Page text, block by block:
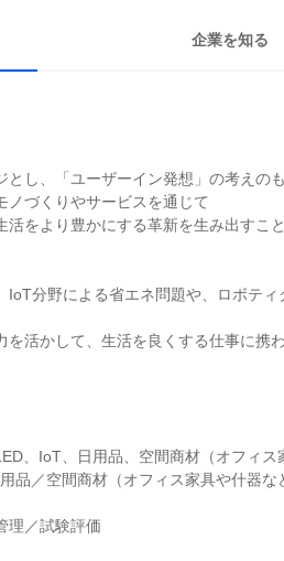
企業を知る
とし、「ユーザーイン発想」の考えの
ノづくりやサービスを通じて
をより豊かにする革新を生み出すこ
分野による省エネ問題や、ロボティ
活かして、生活を良くする仕事に携
、IoT、日用品、空間商材（オフィス
品／空間商材（オフィス家具や什器な
理／試験評価